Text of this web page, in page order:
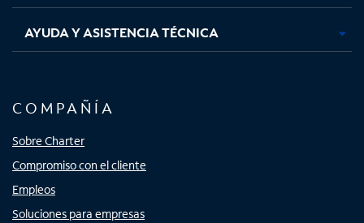
AYUDA Y ASISTENCIA TÉCNICA
COMPAÑÍA
Sobre Charter
Compromiso con el cliente
Empleos
Soluciones para empresas